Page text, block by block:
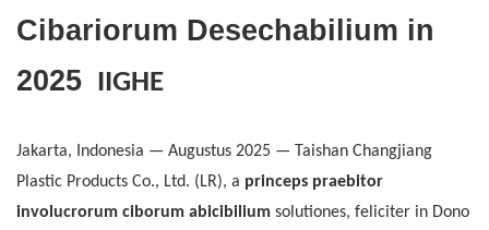
Cibariorum Desechabilium in
2025 IIGHE
Jakarta, Indonesia — Augustus 2025 — Taishan Changjiang
Plastic Products Co., Ltd. (LR), a princeps praebitor
involucrorum ciborum abicibilium solutiones, feliciter in Dono